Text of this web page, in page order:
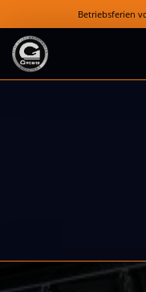
Betriebsferien